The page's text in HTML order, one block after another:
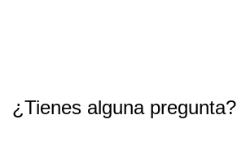
¿Tienes alguna pregunta?